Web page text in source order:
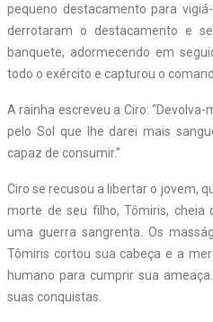
pequeno destacamento para
derrotaram o destacamento e
banquete, adormecendo em
todo o exército e capturou o
A rainha escreveu a Ciro:
pelo Sol que lhe darei mais
capaz de consumir.”
Ciro se recusou a libertar o jovem,
morte de seu filho, Tômiris, cheia
uma guerra sangrenta. Os
Tômiris cortou sua cabeça e a
humano para cumprir sua
suas conquistas.